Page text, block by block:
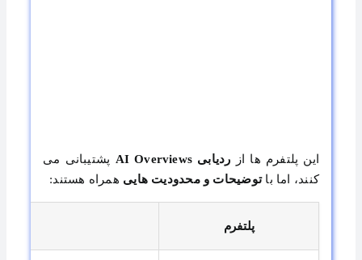
این پلتفرم ها از ردیابی
پشتیبانی می
کنند، اما باتوضیحات و محدودیت هایی همراه هستند:
پلتفرم